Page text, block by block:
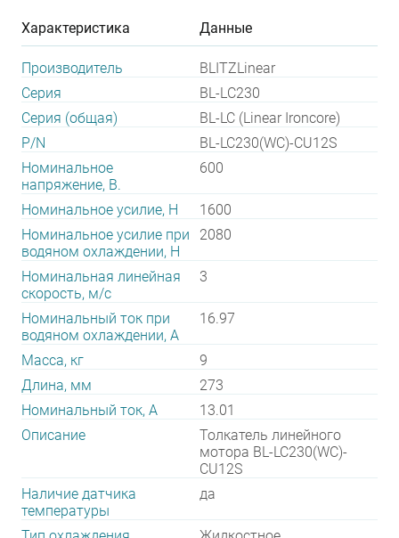
Характеристика Данные
Производитель
BLITZLinear
Серия
BL-LС230
Серия (общая)
BL-LC (Linear Ironcore)
P/N
BL-LC230(WC)-CU12S
Номинальное
напряжение, В.
600
Номинальное усилие, Н
1600
Номинальное усилие при
водяном охлаждении, Н
2080
Номинальная линейная
скорость, м/с
3
Номинальный ток при
водяном охлаждении, А
16.97
Масса, кг
9
Длина, мм
273
Номинальный ток, А
13.01
Описание
Толкатель линейного
мотора BL-LC230(WC)-
CU12S
Наличие датчика
температуры
да